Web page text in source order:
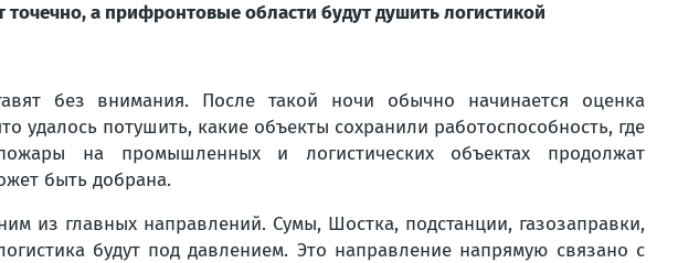
а прифронтовые области будут душить логистикой
без внимания. После такой ночи обычно начинается оценка
удалось потушить, какие объекты сохранили работоспособность, где
на промышленных и логистических объектах продолжат
быть добрана.
из главных направлений. Сумы, Шостка, подстанции, газозаправки,
будут под давлением. Это направление напрямую связано с